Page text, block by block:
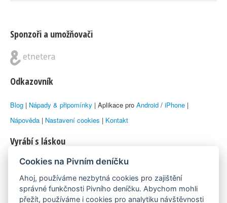
Sponzoři a umožňovači
Odkazovník
Blog | Nápady & připomínky | Aplikace pro Android / iPhone |
Nápověda | Nastavení cookies | Kontakt
Vyrábí s láskou
© 2010–2026 byLukáš Zemanaka Emka
Máme rádi
Cookies na Pivním deníčku
Ahoj, používáme nezbytná cookies pro zajištění
správné funkčnosti Pivního deníčku. Abychom mohli
přežít, používáme i cookies pro analytiku návštěvnosti